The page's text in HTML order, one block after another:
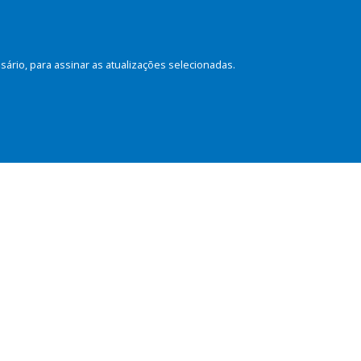
para assinar as atualizações selecionadas.